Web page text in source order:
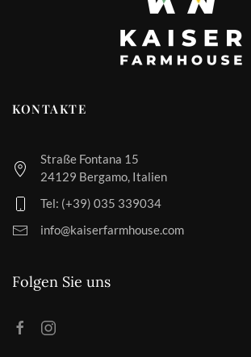
KONTAKTE
Straße Fontana 15
24129 Bergamo, Italien
Tel: (+39) 035 339034
info@kaiserfarmhouse.com
Folgen Sie uns